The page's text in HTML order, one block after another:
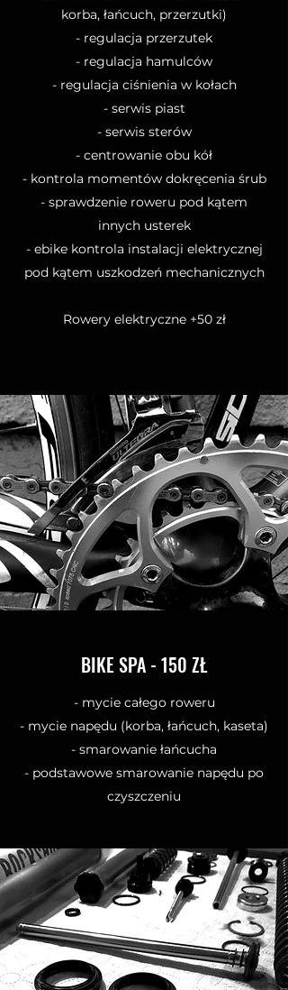
korba, łańcuch, przerzutki)
- regulacja przerzutek
- regulacja hamulców
- regulacja ciśnienia w kołach
- serwis piast
- serwis sterów
- centrowanie obu kół
- kontrola momentów dokręcenia śrub
- sprawdzenie roweru pod kątem
innych usterek
- ebike kontrola instalacji elektrycznej
pod kątem uszkodzeń mechanicznych
Rowery elektryczne +50 zł
BIKE SPA - 150 ZŁ
- mycie całego roweru
- mycie napędu (korba, łańcuch, kaseta)
- smarowanie łańcucha
- podstawowe smarowanie napędu po
czyszczeniu